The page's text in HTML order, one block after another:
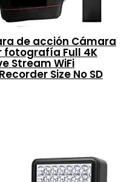
de acción Cámara
fotografía Full 4K
Stream WiFi
Size No SD